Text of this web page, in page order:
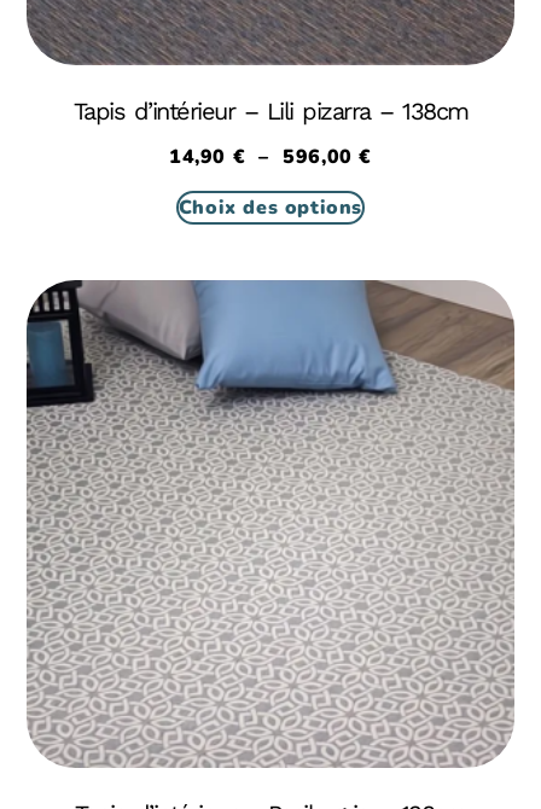
Tapis d’intérieur – Lili pizarra – 138cm
14,90 € – 596,00€
Choix des options